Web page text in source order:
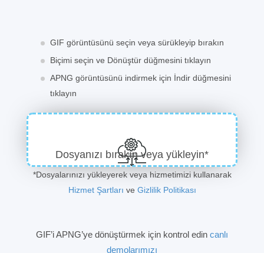
GIF görüntüsünü seçin veya sürükleyip bırakın
Biçimi seçin ve Dönüştür düğmesini tıklayın
APNG görüntüsünü indirmek için İndir düğmesini
tıklayın
Dosyanızı bırakın veya yükleyin*
*Dosyalarınızı yükleyerek veya hizmetimizi kullanarak
Hizmet Şartları ve Gizlilik Politikası
GIF’i APNG’ye dönüştürmek için kontrol edin canlı
demolarımızı